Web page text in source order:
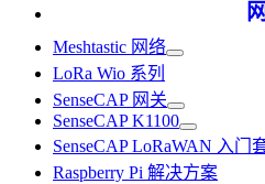
Meshtastic 网络
LoRa Wio 系列
SenseCAP 网关
SenseCAP K1100
SenseCAP LoRaWAN 入门
Raspberry Pi 解决方案